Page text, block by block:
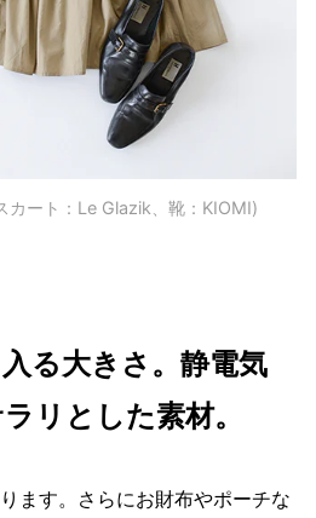
カート：Le Glazik、靴：KIOMI)
る大きさ。静電気
リとした素材。
ます。さらにお財布やポーチな